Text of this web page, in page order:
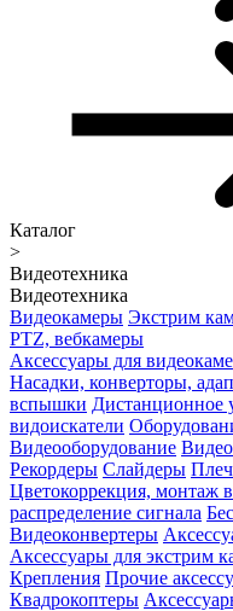
Каталог
>
Видеотехника
Видеотехника
Видеокамеры Экстрим
PTZ, вебкамеры
Аксессуары для
Насадки, конверторы,
вспышки Дистанционное
видоискатели
Видеооборудование
Рекордеры Слайдеры
Цветокоррекция, монтаж
распределение сигнала
Видеоконвертеры
Аксессуары для экстрим
Крепления Прочие
Квадрокоптеры